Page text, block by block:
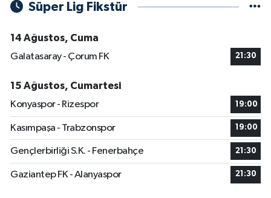
Süper Lig Fikstür
14 Ağustos, Cuma
Galatasaray - Çorum FK
21:30
15 Ağustos, Cumartesi
Konyaspor - Rizespor
19:00
Kasımpaşa - Trabzonspor 19:00
Gençlerbirliği S.K. - Fenerbahçe 21:30
Gaziantep FK - Alanyaspor 21:30